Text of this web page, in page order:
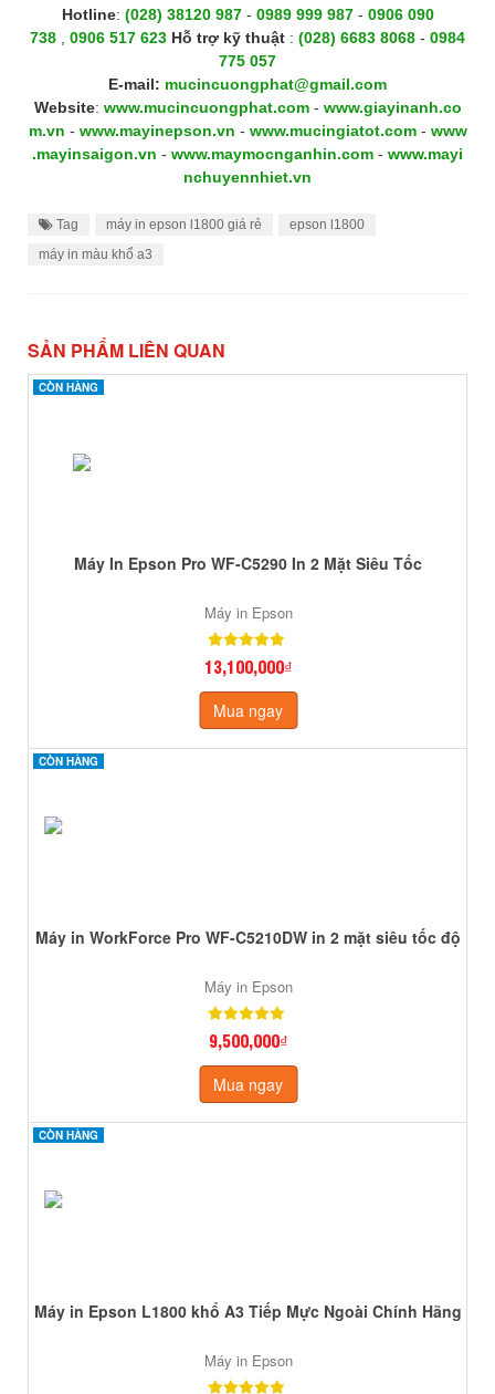
Hotline: (028) 38120 987 - 0989 999 987 - 0906 090
738
0906 517 623 Hỗ trợ kỹ thuật : (028) 6683 8068 - 0984
775 057
E-mail: mucincuongphat@gmail.com
Website: www.mucincuongphat.com- www.giayinanh.co
m.vn - www.mayinepson.vn - www.mucingiatot.com- www
.mayinsaigon.vn - www.maymocnganhin.com - www.mayi
nchuyennhiet.vn
Tag máy in epson l1800 giá rẻ
epson l1800
máy in màu khổ a3
SẢN PHẨM LIÊN QUAN
CÒN HÀNG
CÒN HÀNG
Máy In Epson Pro WF-C5290 In 2 Mặt Siêu Tốc
Máy in Epson
13,100,000₫
Mua ngay
CÒN HÀNG
CÒN HÀNG
Máy in WorkForce Pro WF-C5210DW in 2 mặt siêu tốc độ
Máy in Epson
9,500,000₫
Mua ngay
CÒN HÀNG
CÒN HÀNG
Máy in Epson L1800 khổ A3 Tiếp Mực Ngoài Chính Hãng
Máy in Epson